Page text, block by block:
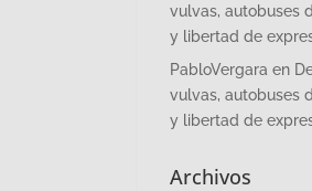
vulvas, autobuses
y libertad de
PabloVergara en
vulvas, autobuses
y libertad de
Archivos